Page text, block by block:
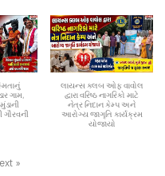
ગામ,
ગૌરવની
લાયન્સ ક્લબ ઓફ વાવોલ
દ્વારા વરિષ્ઠ નાગરિકો માટે
નેત્ર નિદાન કેમ્પ અને
આરોગ્ય જાગૃતિ કાર્યક્રમ
યોજાયો
»